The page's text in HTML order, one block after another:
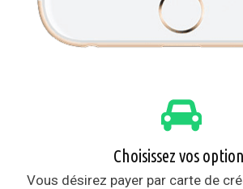
Choisissez vos
Vous désirez payer par carte de